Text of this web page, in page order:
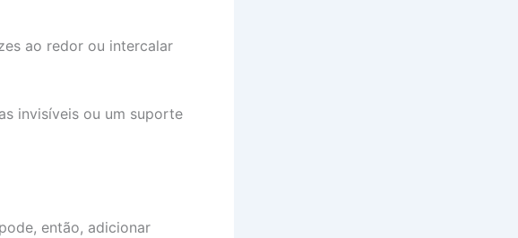
ao redor ou intercalar
invisíveis ou um suporte
então, adicionar